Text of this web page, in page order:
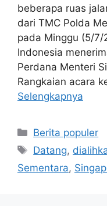
beberapa ruas
dari TMC Polda
pada Minggu (5/
Indonesia
Perdana Menteri
Rangkaian acara
Selengkapnya
Kategori
Berita populer
Tag
Datang,
Sementara,